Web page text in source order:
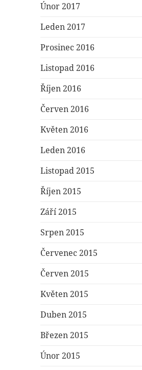
Únor 2017
Leden 2017
Prosinec 2016
Listopad 2016
Říjen 2016
Červen 2016
Květen 2016
Leden 2016
Listopad 2015
Říjen 2015
Září 2015
Srpen 2015
Červenec 2015
Červen 2015
Květen 2015
Duben 2015
Březen 2015
Únor 2015